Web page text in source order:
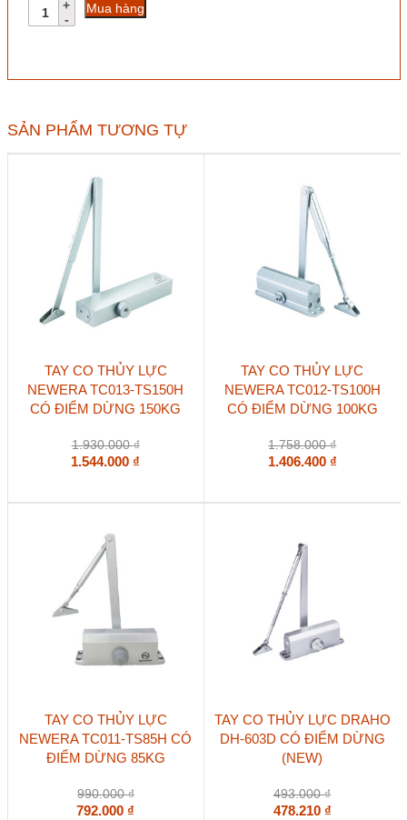
Tay
co
có
điểm
Mua hàng
SẢN PHẨM TƯƠNG TỰ
TAY CO THỦY LỰC
NEWERA TC013-TS150H
CÓ ĐIỂM DỪNG 150KG
1.930.000₫
1.544.000 ₫
TAY CO THỦY LỰC
NEWERA TC012-TS100H
CÓ ĐIỂM DỪNG 100KG
1.758.000₫
1.406.400 ₫
TAY CO THỦY LỰC
NEWERA TC011-TS85H CÓ
ĐIỂM DỪNG 85KG
990.000₫
792.000 ₫
TAY CO THỦY LỰC DRAHO
DH-603D CÓ ĐIỂM DỪNG
(NEW)
493.000₫
478.210 ₫